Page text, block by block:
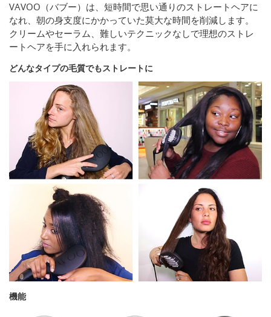
VAVOO（バブー）は、短時間で思い通りのストレートヘアに
なれ、朝の身支度にかかっていた莫大な時間を削減します。
クリームやセーラム、難しいテクニックなしで理想のストレ
ートヘアを手に入れられます。
どんなタイプの毛質でもストレートに
機能